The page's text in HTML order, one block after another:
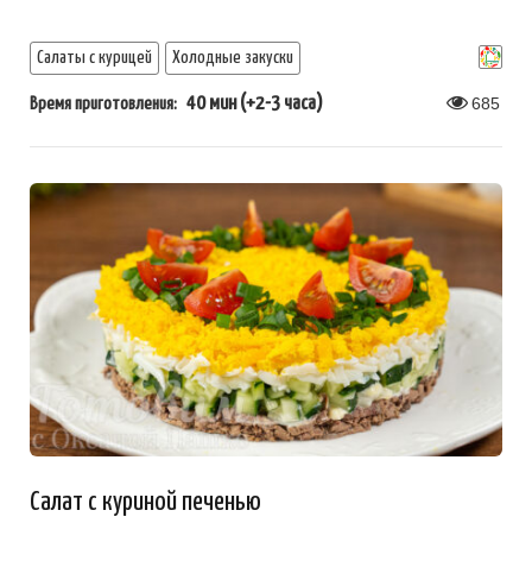
Салаты с курицей Холодные закуски
Время приготовления: 40 мин (+2-3 часа) 685
Салат с куриной печенью